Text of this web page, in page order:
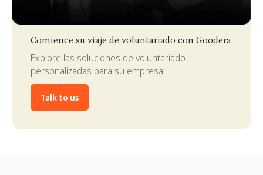
Comience su viaje de voluntariado con Goodera
Explore las soluciones de voluntariado
personalizadas para su empresa.
Talk to us